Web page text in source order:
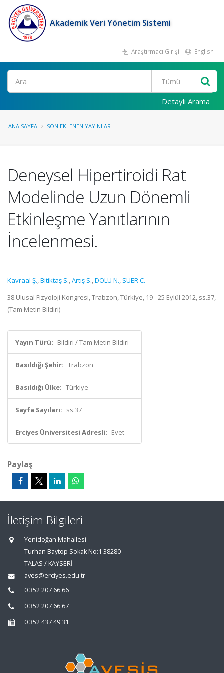
Akademik Veri Yönetim Sistemi
Araştırmacı Girişi English
Ara
Detaylı Arama
ANA SAYFA SON EKLENEN YAYINLAR
Deneysel Hipertiroidi Rat
Modelinde Uzun Dönemli
Etkinleşme Yanıtlarının
İncelenmesi.
Kavraal Ş.,Bitiktaş S.,Artış S.,DOLU N., SÜER C.
38.Ulusal Fizyoloji Kongresi, Trabzon, Türkiye, 19 - 25 Eylül 2012, ss.37,
(Tam Metin Bildiri)
Yayın Türü: Bildiri / Tam Metin Bildiri
Basıldığı Şehir: Trabzon
Basıldığı Ülke: Türkiye
Sayfa Sayıları: ss.37
Erciyes Üniversitesi Adresli: Evet
Paylaş
İletişim Bilgileri
Yenidoğan Mahallesi
Turhan Baytop Sokak No:1 38280
TALAS / KAYSERİ
aves@erciyes.edu.tr
0 352 207 66 66
0 352 207 66 67
0 352 437 49 31